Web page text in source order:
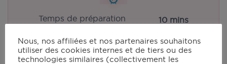
Temps de préparation
10 mins
10 mins
Nous, nos affiliées et nos partenaires souhaitons
utiliser des cookies internes et de tiers ou des
technologies similaires (collectivement les